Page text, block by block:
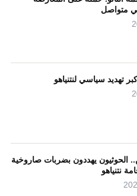
متواصل
تهديد سياسي لنتنياهو
الحوثيون يهددون بضربات صاروخية
نتنياهو